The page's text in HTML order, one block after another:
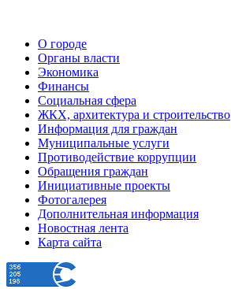
О городе
Органы власти
Экономика
Финансы
Социальная сфера
ЖКХ, архитектура и строительство
Информация для граждан
Муниципальные услуги
Противодействие коррупции
Обращения граждан
Инициативные проекты
Фотогалерея
Дополнительная информация
Новостная лента
Карта сайта